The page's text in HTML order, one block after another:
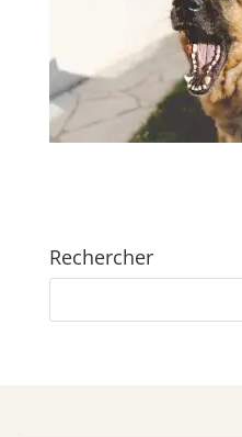
Rechercher